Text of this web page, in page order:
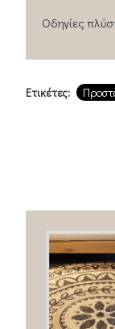
Οδηγίες
Ετικέτες: